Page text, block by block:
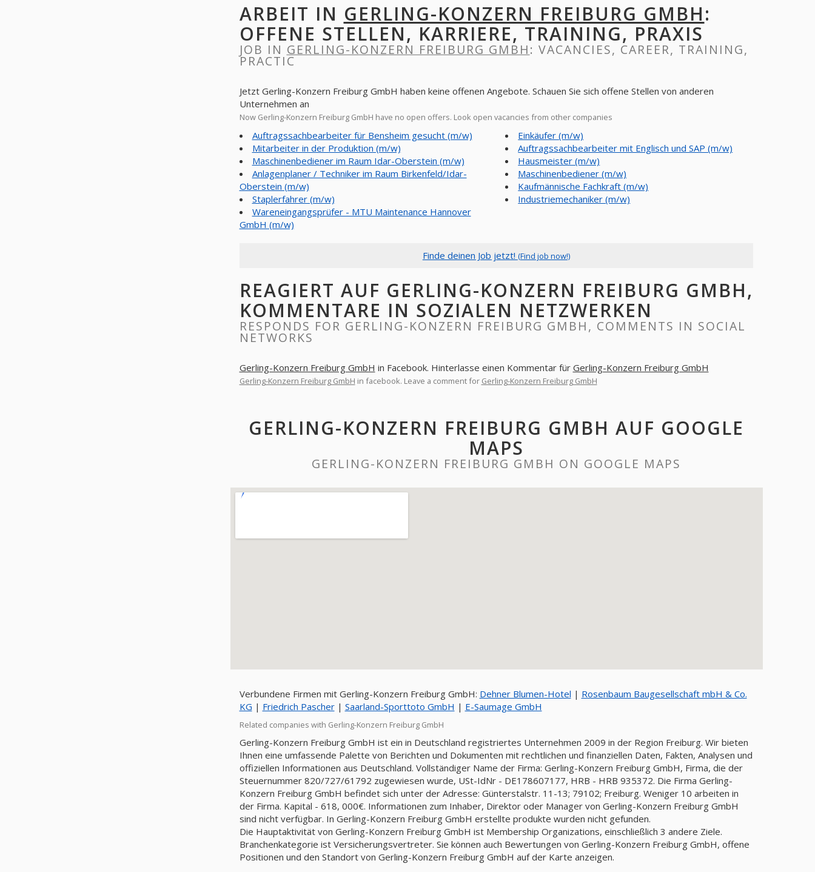
ARBEIT IN GERLING-KONZERN FREIBURG GMBH:
OFFENE STELLEN, KARRIERE, TRAINING, PRAXIS
JOB IN GERLING-KONZERN FREIBURG GMBH: VACANCIES, CAREER, TRAINING,
PRACTIC
Jetzt Gerling-Konzern Freiburg GmbH haben keine offenen Angebote. Schauen Sie sich offene Stellen von anderen
Unternehmen an
Now Gerling-Konzern Freiburg GmbH have no open offers. Look open vacancies from other companies
Auftragssachbearbeiter für Bensheim gesucht (m/w)
Mitarbeiter in der Produktion (m/w)
Maschinenbediener im Raum Idar-Oberstein (m/w)
Anlagenplaner / Techniker im Raum Birkenfeld/Idar-
Oberstein (m/w)
Staplerfahrer (m/w)
Wareneingangsprüfer - MTU Maintenance Hannover
GmbH (m/w)
Einkäufer (m/w)
Auftragssachbearbeiter mit Englisch und SAP (m/w)
Hausmeister (m/w)
Maschinenbediener (m/w)
Kaufmännische Fachkraft (m/w)
Industriemechaniker (m/w)
Finde deinen Job jetzt! (Find job now!)
REAGIERT AUF GERLING-KONZERN FREIBURG GMBH,
KOMMENTARE IN SOZIALEN NETZWERKEN
RESPONDS FOR GERLING-KONZERN FREIBURG GMBH, COMMENTS IN SOCIAL
NETWORKS
Gerling-Konzern Freiburg GmbH in Facebook. Hinterlasse einen Kommentar für Gerling-Konzern Freiburg GmbH
Gerling-Konzern Freiburg GmbH in facebook. Leave a comment for Gerling-Konzern Freiburg GmbH
GERLING-KONZERN FREIBURG GMBH AUF GOOGLE
MAPS
GERLING-KONZERN FREIBURG GMBH ON GOOGLE MAPS
Verbundene Firmen mit Gerling-Konzern Freiburg GmbH: Dehner Blumen-Hotel | Rosenbaum Baugesellschaft mbH & Co.
KG | Friedrich Pascher| Saarland-Sporttoto GmbH | E-Saumage GmbH
Related companies with Gerling-Konzern Freiburg GmbH
Gerling-Konzern Freiburg GmbH ist ein in Deutschland registriertes Unternehmen 2009 in der Region Freiburg. Wir bieten
Ihnen eine umfassende Palette von Berichten und Dokumenten mit rechtlichen und finanziellen Daten, Fakten, Analysen und
offiziellen Informationen aus Deutschland. Vollständiger Name der Firma: Gerling-Konzern Freiburg GmbH, Firma, die der
Steuernummer 820/727/61792 zugewiesen wurde, USt-IdNr - DE178607177, HRB - HRB 935372. Die Firma Gerling-
Konzern Freiburg GmbH befindet sich unter der Adresse: Günterstalstr. 11-13; 79102; Freiburg. Weniger 10 arbeiten in
der Firma. Kapital - 618, 000€. Informationen zum Inhaber, Direktor oder Manager von Gerling-Konzern Freiburg GmbH
sind nicht verfügbar. In Gerling-Konzern Freiburg GmbH erstellte produkte wurden nicht gefunden.
Die Hauptaktivität von Gerling-Konzern Freiburg GmbH ist Membership Organizations, einschließlich 3 andere Ziele.
Branchenkategorie ist Versicherungsvertreter. Sie können auch Bewertungen von Gerling-Konzern Freiburg GmbH, offene
Positionen und den Standort von Gerling-Konzern Freiburg GmbH auf der Karte anzeigen.